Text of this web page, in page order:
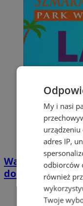
Wakacyjny
domkach
My i nasi
adres IP,
odbiorców
również
Twoje